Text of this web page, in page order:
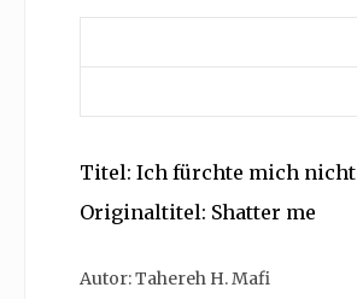
Titel: Ich fürchte mich nicht
Originaltitel: Shatter me
Autor: Tahereh H. Mafi